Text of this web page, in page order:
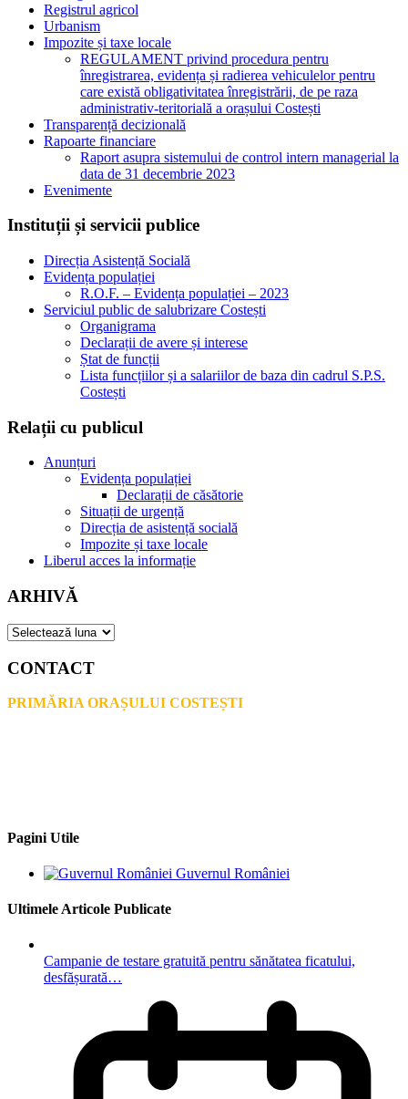
Registrul agricol
Urbanism
Impozite și taxe locale
REGULAMENT privind procedura pentru
înregistrarea, evidența și radierea vehiculelor pentru
care există obligativitatea înregistrării, de pe raza
administrativ-teritorială a orașului Costești
Transparență decizională
Rapoarte financiare
Raport asupra sistemului de control intern managerial la
data de 31 decembrie 2023
Evenimente
Instituții și servicii publice
Direcția Asistență Socială
Evidența populației
R.O.F. – Evidența populației – 2023
Serviciul public de salubrizare Costești
Organigrama
Declarații de avere și interese
Ștat de funcții
Lista funcțiilor și a salariilor de baza din cadrul S.P.S.
Costești
Relații cu publicul
Anunțuri
Evidența populației
Declarații de căsătorie
Situații de urgență
Direcția de asistență socială
Impozite și taxe locale
Liberul acces la informație
ARHIVĂ
ARHIVĂ
CONTACT
PRIMĂRIA ORAȘULUI COSTEȘTI
Pagini Utile
Guvernul României
Ultimele Articole Publicate
Campanie de testare gratuită pentru sănătatea ficatului,
desfășurată…